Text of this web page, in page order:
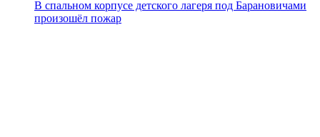
В спальном корпусе детского лагеря под Барановичами
произошёл пожар